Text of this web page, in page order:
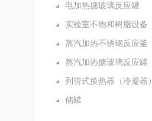
电加热搪玻璃反应罐
实验室不饱和树脂设备
蒸汽加热不锈钢反应釜
蒸汽加热搪玻璃反应罐
列管式换热器（冷凝器）
储罐